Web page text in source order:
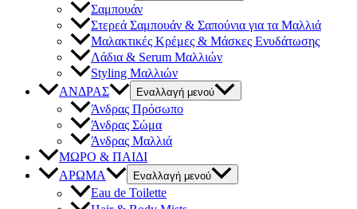
Σαμπουάν
Στερεά Σαμπουάν & Σαπούνια για τα Μαλλιά
Μαλακτικές Κρέμες & Μάσκες Ενυδάτωσης
Λάδια & Serum Μαλλιών
Styling Μαλλιών
ΑΝΔΡΑΣ
Εναλλαγή μενού
Άνδρας Πρόσωπο
Άνδρας Σώμα
Άνδρας Μαλλιά
ΜΩΡΟ & ΠΑΙΔΙ
ΑΡΩΜΑ
Εναλλαγή μενού
Eau de Toilette